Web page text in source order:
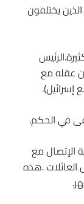
يختلفون
عقله مع
في الحكم.
الإتصال مع
.هذه